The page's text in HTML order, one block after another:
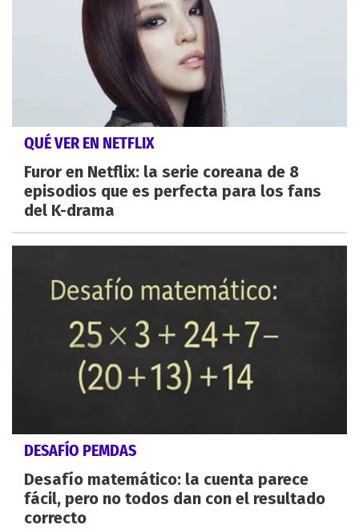
QUÉ VER EN NETFLIX
Furor en Netflix: la serie coreana de 8
episodios que es perfecta para los fans
del K-drama
DESAFÍO PEMDAS
Desafío matemático: la cuenta parece
fácil, pero no todos dan con el resultado
correcto